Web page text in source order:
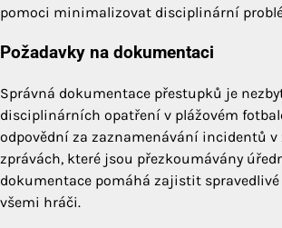
pomoci minimalizovat disciplinární
Požadavky na dokumentaci
Správná dokumentace přestupků je
disciplinárních opatření v plážovém
odpovědní za zaznamenávání incidentů v
zprávách, které jsou přezkoumávány
dokumentace pomáhá zajistit spravedlivé
všemi hráči.